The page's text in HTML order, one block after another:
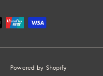
Powered by Shopify